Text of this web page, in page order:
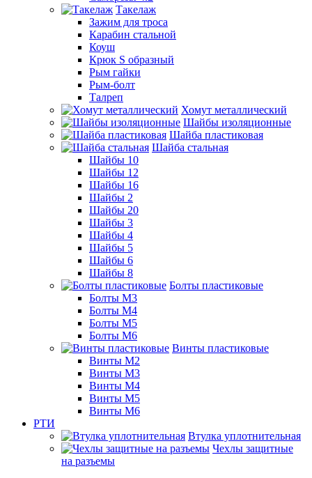
Такелаж
Зажим для троса
Карабин стальной
Коуш
Крюк S образный
Рым гайки
Рым-болт
Талреп
Хомут металлический
Шайбы изоляционные
Шайба пластиковая
Шайба стальная
Шайбы 10
Шайбы 12
Шайбы 16
Шайбы 2
Шайбы 20
Шайбы 3
Шайбы 4
Шайбы 5
Шайбы 6
Шайбы 8
Болты пластиковые
Болты М3
Болты М4
Болты М5
Болты М6
Винты пластиковые
Винты М2
Винты М3
Винты М4
Винты М5
Винты М6
РТИ
Втулка уплотнительная
Чехлы защитные
на разъемы